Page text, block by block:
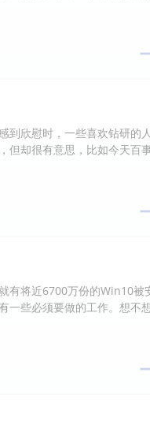
到欣慰时，一些喜欢钻研的人
但却很有意思，比如今天百
有将近6700万份的Win10被
一些必须要做的工作。想不